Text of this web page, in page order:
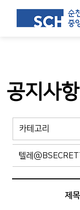
공지사항
제목